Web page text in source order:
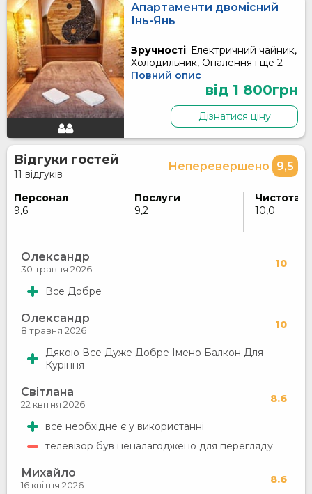
Апартаменти двомісний
Інь-Янь
Зручності: Електричний чайник,
Холодильник, Опалення і ще 2
Повний опис
від 1 800грн
Дізнатися ціну
Відгуки гостей
11 відгуків
Неперевершено 9,5
Персонал
9,6
Послуги
9,2
Чистота
10,0
Олександр 10
30 травня 2026
Все Добре
Олександр 10
8 травня 2026
Дякою Все Дуже Добре Імено Балкон Для
Куріння
Світлана 8.6
22 квітня 2026
все необхідне є у використанні
телевізор був неналагоджено для перегляду
Михайло 8.6
16 квітня 2026